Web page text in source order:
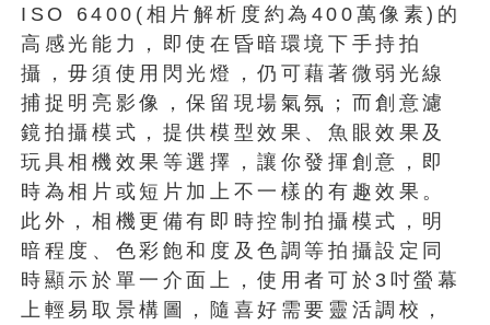
ISO 6400(相片解析度約為400萬像素)的
高感光能力，即使在昏暗環境下手持拍
攝，毋須使用閃光燈，仍可藉著微弱光線
捕捉明亮影像，保留現場氣氛；而創意濾
鏡拍攝模式，提供模型效果、魚眼效果及
玩具相機效果等選擇，讓你發揮創意，即
時為相片或短片加上不一樣的有趣效果。
此外，相機更備有即時控制拍攝模式，明
暗程度、色彩飽和度及色調等拍攝設定同
時顯示於單一介面上，使用者可於3吋螢幕
上輕易取景構圖，隨喜好需要靈活調校，